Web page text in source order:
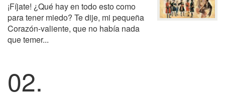
¡Fíjate! ¿Qué hay en todo esto como
para tener miedo? Te dije, mi pequeña
Corazón-valiente, que no había nada
que temer...
02.